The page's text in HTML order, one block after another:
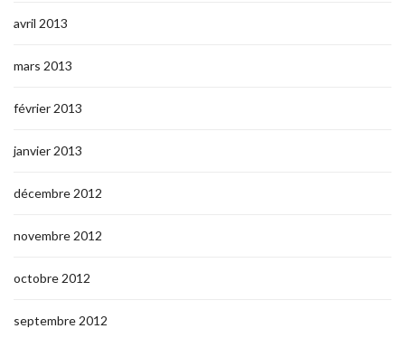
avril 2013
mars 2013
février 2013
janvier 2013
décembre 2012
novembre 2012
octobre 2012
septembre 2012